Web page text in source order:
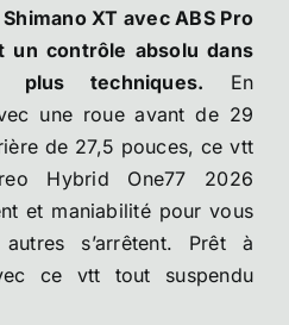
XT avec ABS Pro
un contrôle absolu dans
techniques. En
une roue avant de 29
de 27,5 pouces, ce vtt
Hybrid One77 2026
et maniabilité pour vous
s’arrêtent. Prêt à
ce vtt tout suspendu